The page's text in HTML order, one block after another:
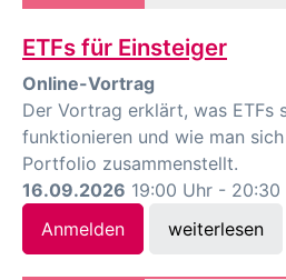
ETFs für Einsteiger
Online-Vortrag
Der Vortrag erklärt, was ETFs
funktionieren und wie man
Portfolio zusammenstellt.
16.09.2026 19:00 Uhr - 20:30
Anmelden
weiterlesen